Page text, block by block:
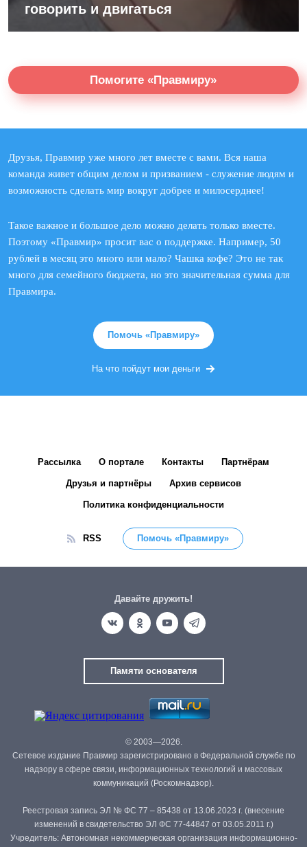
говорить и двигаться
Помогите «Правмиру»
Друзья, Правмир уже много лет вместе с вами. Вся наша
команда живет общим делом и призванием - служение людям и
возможность сделать мир вокруг добрее и милосерднее!
Такое важное и большое дело можно делать только вместе.
Поэтому «Правмир» просит вас о поддержке. Например, 50
рублей в месяц это много или мало? Чашка кофе? Это не так
много для семейного бюджета, но это значительная сумма для
Правмира.
Помочь «Правмиру»
На что пойдут мои деньги
Рассылка О портале Контакты Партнёрам
Друзья и партнёры Архив сервисов
Политика конфиденциальности
RSS Помочь «Правмиру»
Давайте дружить!
Памяти основателя
© 2003—2026.
Сетевое издание Правмир зарегистрировано в Федеральной службе по
надзору в сфере связи, информационных технологий и массовых
коммуникаций (Роскомнадзор).
Реестровая запись ЭЛ № ФС 77 – 85438 от 13.06.2023 г. (внесение
изменений в свидетельство ЭЛ ФС 77-44847 от 03.05.2011 г.)
Учредитель: Автономная некоммерческая организация информационно-